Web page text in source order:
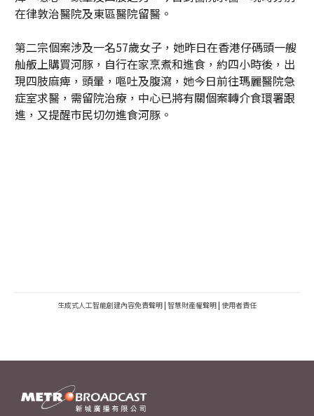
在律敦治醫院及東區醫院留醫。
第二宗個案涉及一名57歲女子，她昨日在香港仔碼頭一艘
舢舨上購買河豚，自行在家烹煮和進食，約四小時後，出
現四肢麻痺，頭暈，嘔吐及腹瀉，她今日前往瑪麗醫院急
症室求醫，需留院治療，中心已將有關個案轉介食環署跟
進，又提醒市民切勿進食河豚。
生成式人工智能創建內容免責聲明 | 智慧財產權聲明 | 使用者責任